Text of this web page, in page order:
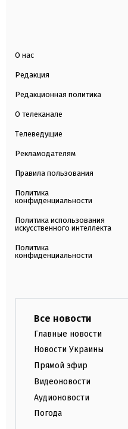
О нас
Редакция
Редакционная политика
О телеканале
Телеведущие
Рекламодателям
Правила пользования
Политика
конфиденциальности
Политика использования
искусственного интеллекта
Политика
конфиденциальности
Все новости
Главные новости
Новости Украины
Прямой эфир
Видеоновости
Аудионовости
Погода